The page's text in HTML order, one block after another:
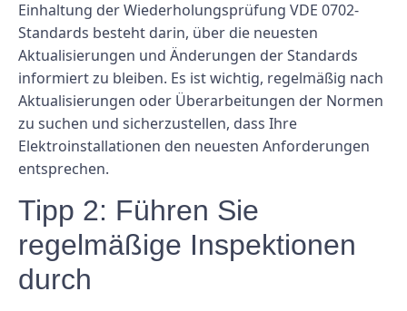
Einhaltung der Wiederholungsprüfung VDE 0702-
Standards besteht darin, über die neuesten
Aktualisierungen und Änderungen der Standards
informiert zu bleiben. Es ist wichtig, regelmäßig nach
Aktualisierungen oder Überarbeitungen der Normen
zu suchen und sicherzustellen, dass Ihre
Elektroinstallationen den neuesten Anforderungen
entsprechen.
Tipp 2: Führen Sie
regelmäßige Inspektionen
durch